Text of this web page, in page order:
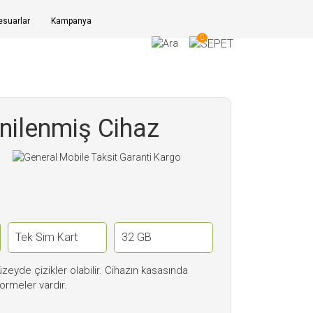
Kampanya
0
Cihaz
çizikler olabilir. Cihazın kasasında
vardır.